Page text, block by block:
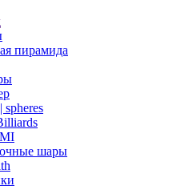
пирамида
spheres
шары